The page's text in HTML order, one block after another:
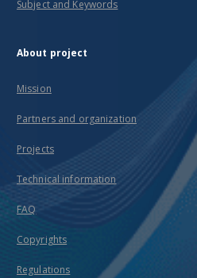
Subject and Keywords
About project
Mission
Partners and organization
Projects
Technical information
FAQ
Copyrights
Regulations